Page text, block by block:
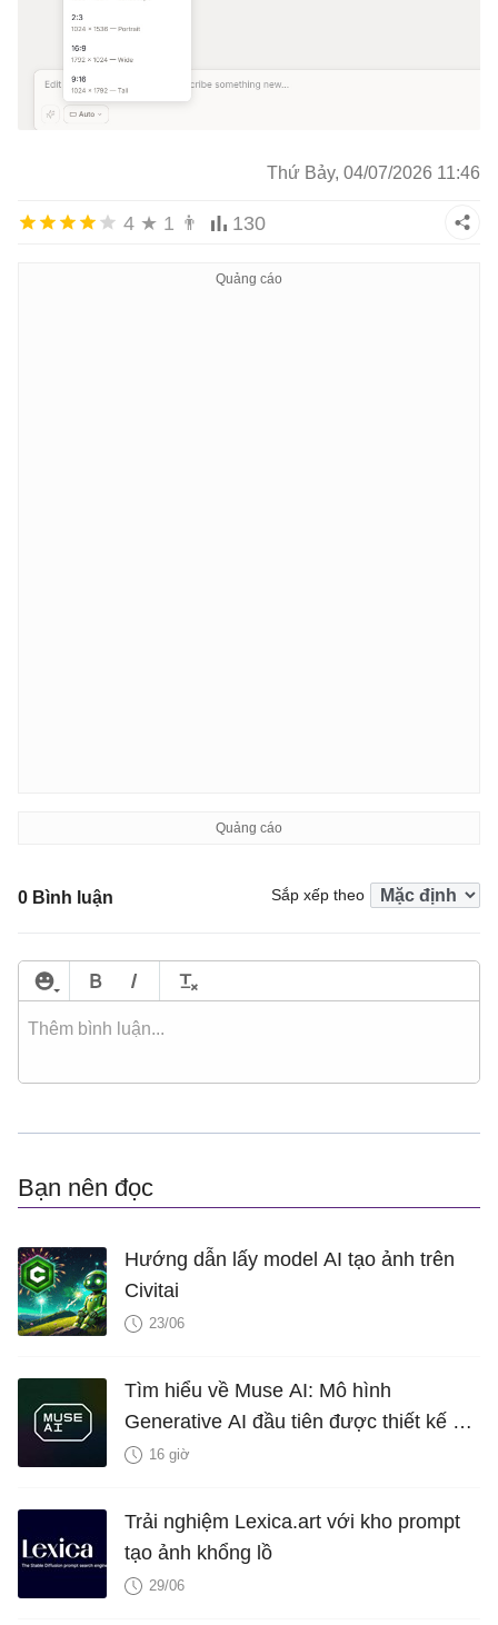
Thứ Bảy, 04/07/2026 11:46
4 ★ 1 👨 130
0 Bình luận Sắp xếp theo
Bạn nên đọc
Hướng dẫn lấy model AI tạo ảnh trên
Civitai
23/06
Tìm hiểu về Muse AI: Mô hình
Generative AI đầu tiên được thiết kế để
lên ý tưởng gameplay của Microsoft
16 giờ
Trải nghiệm Lexica.art với kho prompt
tạo ảnh khổng lồ
29/06